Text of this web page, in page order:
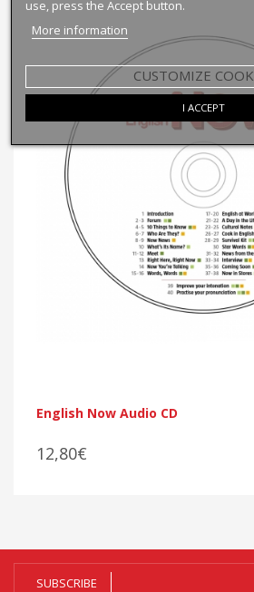
English Now Audio CD
12,80€
use, press the Accept button.
More information
CUSTOMIZE
I ACCEPT
SUBSCRIBE